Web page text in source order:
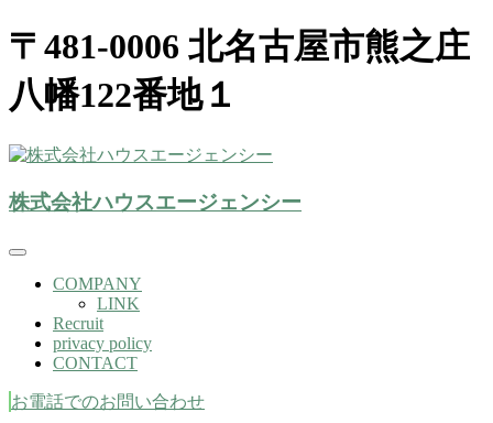
〒481-0006 北名古屋市熊之庄
八幡122番地１
株式会社ハウスエージェンシー
株式会社ハウスエージェンシー
COMPANY
LINK
Recruit
privacy policy
CONTACT
お電話でのお問い合わせ